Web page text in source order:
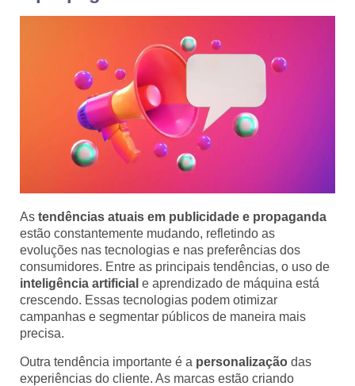
As tendências atuais em publicidade e propaganda
estão constantemente mudando, refletindo as
evoluções nas tecnologias e nas preferências dos
consumidores. Entre as principais tendências, o uso de
inteligência artificial e aprendizado de máquina está
crescendo. Essas tecnologias podem otimizar
campanhas e segmentar públicos de maneira mais
precisa.
Outra tendência importante é a personalização das
experiências do cliente. As marcas estão criando